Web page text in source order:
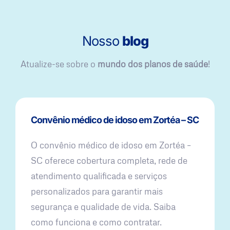
Nosso blog
Atualize-se sobre o mundo dos planos de saúde!
Convênio médico de idoso em Zortéa – SC
O convênio médico de idoso em Zortéa –
SC oferece cobertura completa, rede de
atendimento qualificada e serviços
personalizados para garantir mais
segurança e qualidade de vida. Saiba
como funciona e como contratar.